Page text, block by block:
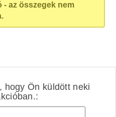
- az összegek nem
hogy Ön küldött neki